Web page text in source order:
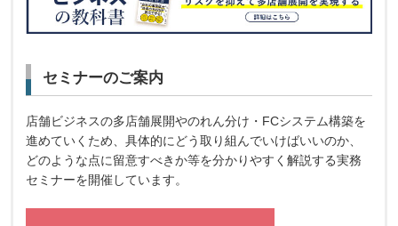
セミナーのご案内
店舗ビジネスの多店舗展開やのれん分け・FCシステム構築を
進めていくため、具体的にどう取り組んでいけばいいのか、
どのような点に留意すべきか等を分かりやすく解説する実務
セミナーを開催しています。